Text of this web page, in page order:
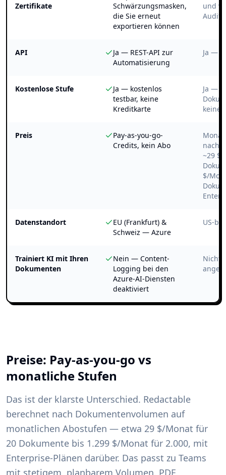
Zertifikate
Schwärzungsmasken,
die Sie erneut
exportieren können
und
Audit-
API
Ja — REST-API zur
Automatisierung
Ja —
Kostenlose Stufe
Ja — kostenlos
testbar, keine
Kreditkarte
Ja —
keine
Preis
Pay-as-you-go-
Credits, kein Abo
nach
~29 $/
$/
Datenstandort
EU (Frankfurt) &
Schweiz — Azure
US-
Trainiert KI mit Ihren
Dokumenten
Nein — Content-
Logging bei den
Azure-AI-Diensten
deaktiviert
Nicht
Preise: Pay-as-you-go vs
monatliche Stufen
Das ist der klarste Unterschied. Redactable
berechnet nach Dokumentenvolumen auf
monatlichen Abostufen — etwa 29 $/Monat für
20 Dokumente bis 1.299 $/Monat für 2.000, mit
Enterprise-Plänen darüber. Das passt zu Teams
mit stetigem, planbarem Volumen. PDF